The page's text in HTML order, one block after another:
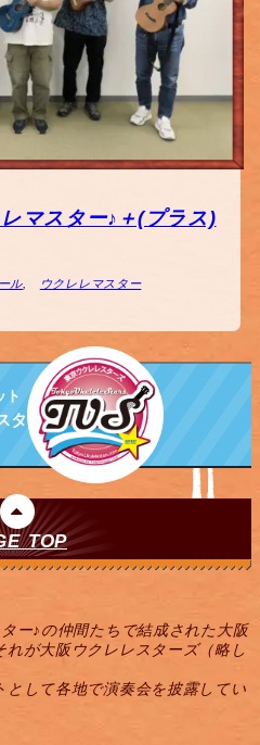
マスター♪＋(プラス)
ル, ウクレレマスター
ト
ターズ
TOP
ー♪の仲間たちで結成された大阪
れが大阪ウクレレスターズ（略し
として各地で演奏会を披露してい